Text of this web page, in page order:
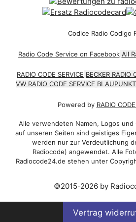
Codice Radio Codigo
Radio Code Service on Facebook All
RADIO CODE SERVICE BECKER RADIO
VW RADIO CODE SERVICE
Powered by RADIO
Alle verwendeten Namen, Logos
auf unseren Seiten sind geistiges
werden nur zur Verdeutlichung
Radiocode) angewendet. Alle
Radiocode24.de stehen unter
©2015-2026 by
Vertrag